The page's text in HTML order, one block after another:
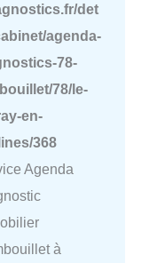
det
agenda-
78-
78/le-
en-
368
Agenda
à